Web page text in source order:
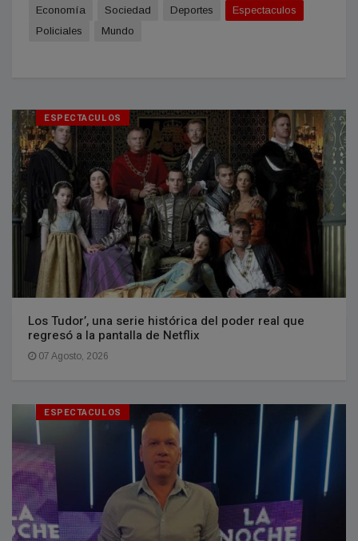
Economía
Sociedad Deportes
Espectaculos
Policiales
Mundo
ESPECTACULOS
Los Tudor’, una serie histórica del poder real que
regresó a la pantalla de Netflix
07 Agosto, 2026
ESPECTACULOS